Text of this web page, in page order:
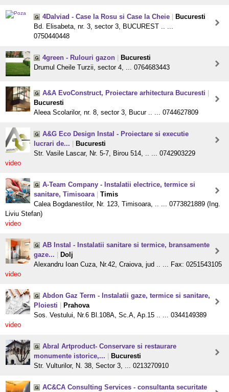
4Dalviad - Case la Rosu si Case la Cheie
Bucuresti
Bd. Elisabeta, nr. 3, sector 3, BUCUREST .. ...
0750440448
4green - Rulouri gazon
Bucuresti
Drumul Cheile Turzii, sector 4, ... 0764683443
A&A EvoConstruct, Proiectare arhitectura Bucuresti
Bucuresti
Aleea Scolarilor, nr. 8, sector 3, Bucur .. ... 0744627809
A&G Eco Design Instal - Proiectare si executie
lucrari de...
Bucuresti
Str. Vasile Lascar, Nr. 5-7, Birou 514, .. ... 0742903229
video
A-Team Company - Instalatii electrice, termice si
sanitare, Timisoara
Timis
Calea Bogdanestilor, Nr. 123, Timisoara, .. ... 0773821889 (Ing.
Liviu Stefan)
video
AB Instal - Instalatii sanitare si termice, bransamente
gaze...
Dolj
Alexandru Ioan Cuza, Nr.42, Craiova, jud .. ... Fax: 0251543105
video
Abdon Gaz Term - Instalatii gaze, termice si sanitare,
Ploiesti
Prahova
Sos. Vestului, Nr.6 Bl.108A, Sc.A, Ap.15 .. ... 0344149389
video
Abral Artproduct- Conservare si restaurare
monumente istorice,...
Bucuresti
Str. Vulturilor, N. 38, Sector 3, ... 0213270910
AC&CA Consulting Services - consultanta securitate